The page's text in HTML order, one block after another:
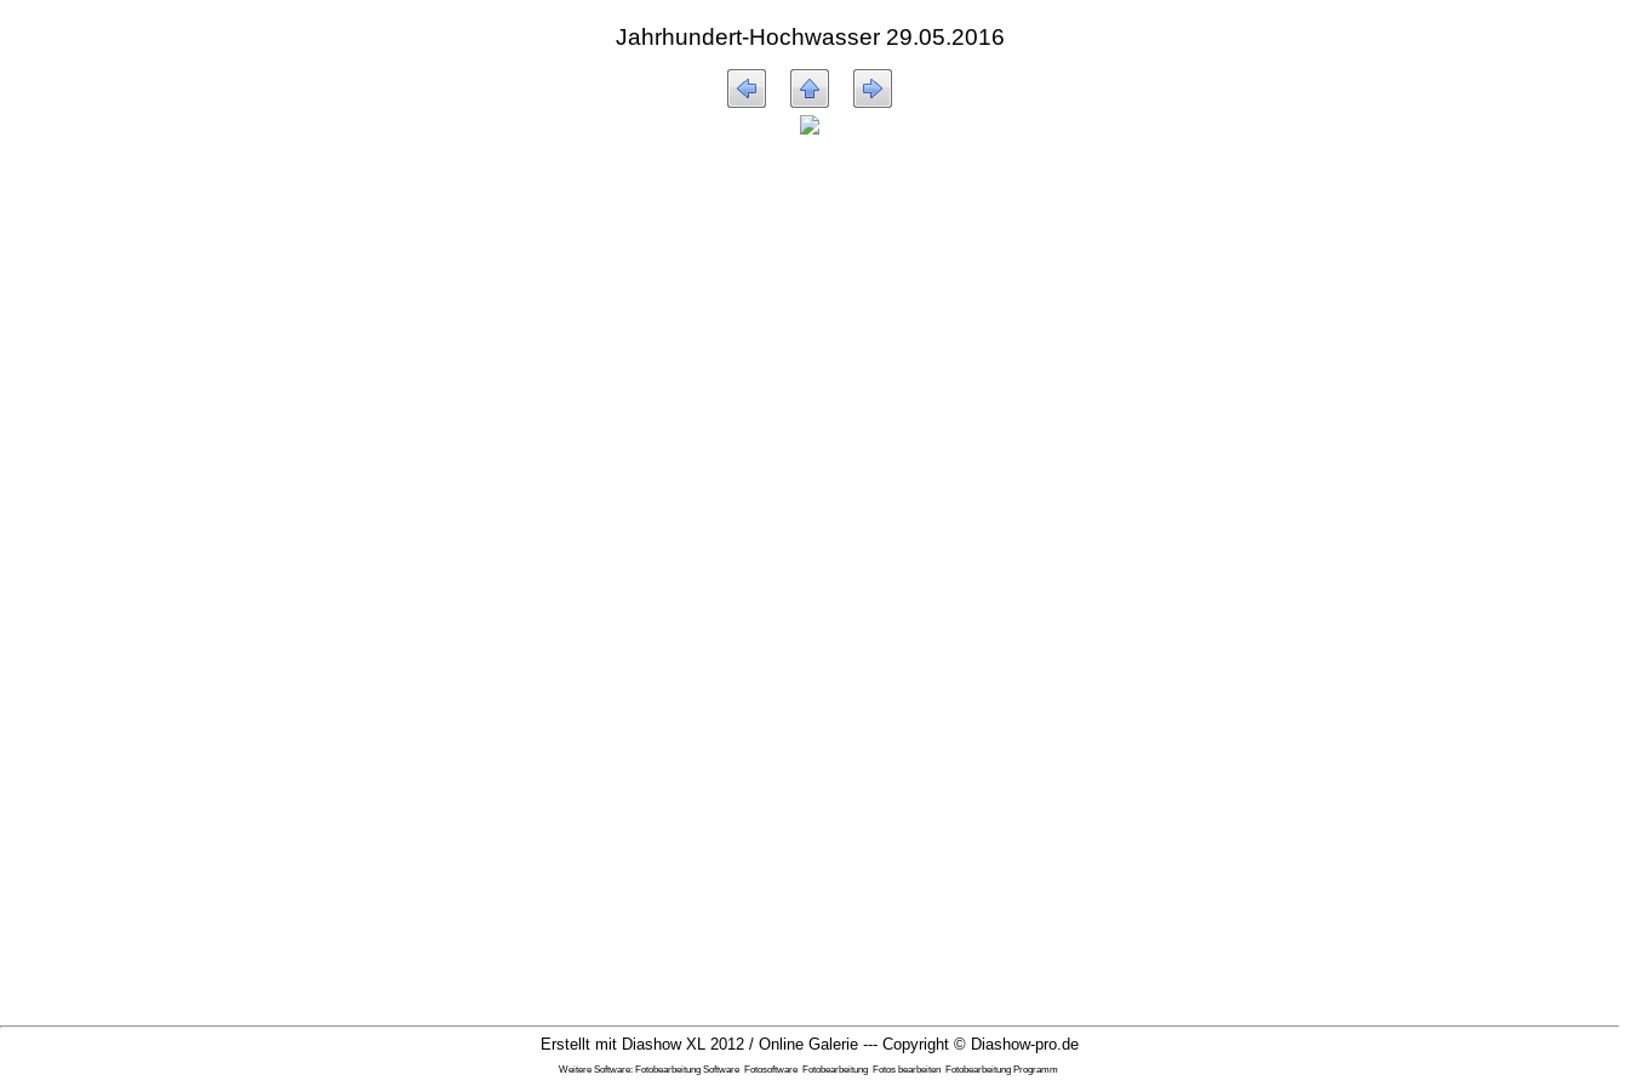
Jahrhundert-Hochwasser 29.05.2016
Erstellt mit Diashow XL 2012 / Online Galerie --- Copyright © Diashow-pro.de
Weitere Software: Fotobearbeitung Software Fotosoftware Fotobearbeitung Fotos bearbeiten Fotobearbeitung Programm